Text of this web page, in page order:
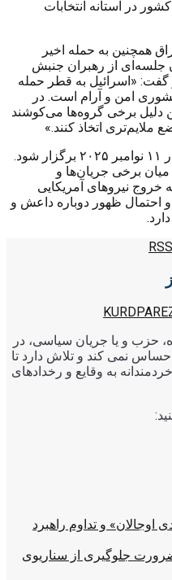
در آستانه انتخابات
همچنین به حمله اخیر
جلسه‌ای از رهبران جنبش
«اسرائیل به قطر حمله
امن و آرام است. در
دلیل برخی گروه‌ها می‌کوشند
ملایم‌تری اتخاذ کنند.»
انتخابات پارلمانی عراق قرار است در ۱۱ نوامبر ۲۰۲۵ برگزار شود.
میان برخی جریان‌ها و
خروج نیروهای آمریکایی
ظهور دوباره داعش و
حزب و یا جریان سیاسی، در
نمی کند و تلاش دارد تا
به وقایع و رخدادهای
اوجالان» و تداوم راهبرد
جلوگیری از سناریوی